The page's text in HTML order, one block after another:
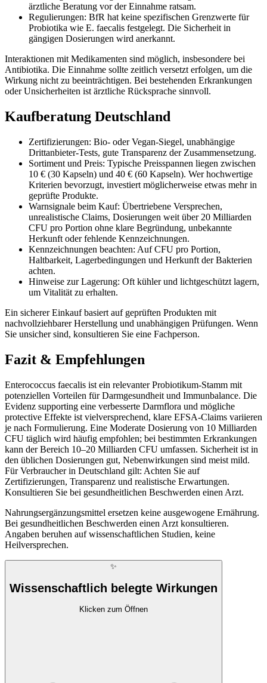
ärztliche Beratung vor der Einnahme ratsam.
Regulierungen: BfR hat keine spezifischen Grenzwerte für
Probiotika wie E. faecalis festgelegt. Die Sicherheit in
gängigen Dosierungen wird anerkannt.
Interaktionen mit Medikamenten sind möglich, insbesondere bei
Antibiotika. Die Einnahme sollte zeitlich versetzt erfolgen, um die
Wirkung nicht zu beeinträchtigen. Bei bestehenden Erkrankungen
oder Unsicherheiten ist ärztliche Rücksprache sinnvoll.
Kaufberatung Deutschland
Zertifizierungen: Bio- oder Vegan-Siegel, unabhängige
Drittanbieter-Tests, gute Transparenz der Zusammensetzung.
Sortiment und Preis: Typische Preisspannen liegen zwischen
10 € (30 Kapseln) und 40 € (60 Kapseln). Wer hochwertige
Kriterien bevorzugt, investiert möglicherweise etwas mehr in
geprüfte Produkte.
Warnsignale beim Kauf: Übertriebene Versprechen,
unrealistische Claims, Dosierungen weit über 20 Milliarden
CFU pro Portion ohne klare Begründung, unbekannte
Herkunft oder fehlende Kennzeichnungen.
Kennzeichnungen beachten: Auf CFU pro Portion,
Haltbarkeit, Lagerbedingungen und Herkunft der Bakterien
achten.
Hinweise zur Lagerung: Oft kühler und lichtgeschützt lagern,
um Vitalität zu erhalten.
Ein sicherer Einkauf basiert auf geprüften Produkten mit
nachvollziehbarer Herstellung und unabhängigen Prüfungen. Wenn
Sie unsicher sind, konsultieren Sie eine Fachperson.
Fazit & Empfehlungen
Enterococcus faecalis ist ein relevanter Probiotikum-Stamm mit
potenziellen Vorteilen für Darmgesundheit und Immunbalance. Die
Evidenz supporting eine verbesserte Darmflora und mögliche
protective Effekte ist vielversprechend, klare EFSA-Claims variieren
je nach Formulierung. Eine Moderate Dosierung von 10 Milliarden
CFU täglich wird häufig empfohlen; bei bestimmten Erkrankungen
kann der Bereich 10–20 Milliarden CFU umfassen. Sicherheit ist in
den üblichen Dosierungen gut, Nebenwirkungen sind meist mild.
Für Verbraucher in Deutschland gilt: Achten Sie auf
Zertifizierungen, Transparenz und realistische Erwartungen.
Konsultieren Sie bei gesundheitlichen Beschwerden einen Arzt.
Nahrungsergänzungsmittel ersetzen keine ausgewogene Ernährung.
Bei gesundheitlichen Beschwerden einen Arzt konsultieren.
Angaben beruhen auf wissenschaftlichen Studien, keine
Heilversprechen.
✨
Wissenschaftlich belegte Wirkungen
Klicken zum Öffnen